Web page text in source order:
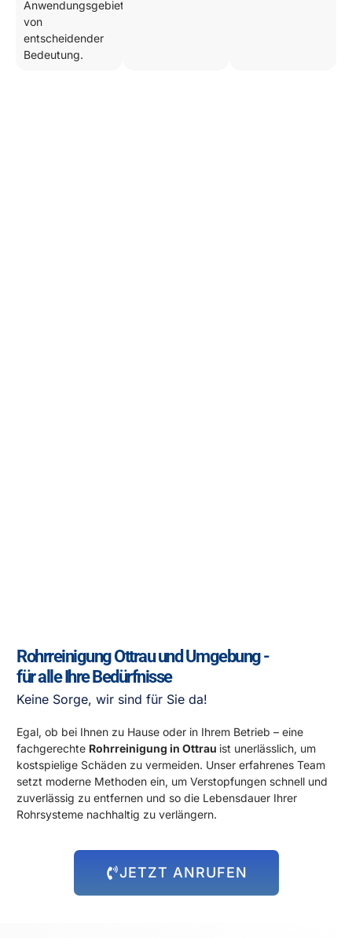
Anwendungsgebiete
von
entscheidender
Bedeutung.
Rohrreinigung Ottrau und Umgebung -
für alle Ihre Bedürfnisse
Keine Sorge, wir sind für Sie da!
Egal, ob bei Ihnen zu Hause oder in Ihrem Betrieb – eine
fachgerechte Rohrreinigung in Ottrau ist unerlässlich, um
kostspielige Schäden zu vermeiden. Unser erfahrenes Team
setzt moderne Methoden ein, um Verstopfungen schnell und
zuverlässig zu entfernen und so die Lebensdauer Ihrer
Rohrsysteme nachhaltig zu verlängern.
JETZT ANRUFEN